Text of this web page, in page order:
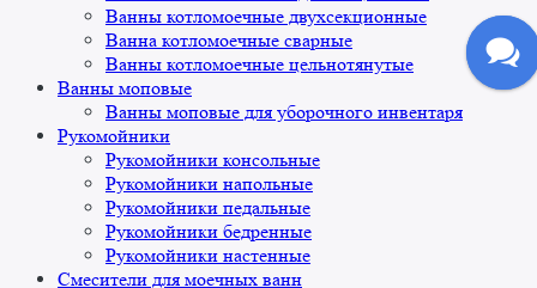
Ванны котломоечные двухсекционные
Ванна котломоечные сварные
Ванны котломоечные цельнотянутые
Ванны моповые
Ванны моповые для уборочного инвентаря
Рукомойники
Рукомойники консольные
Рукомойники напольные
Рукомойники педальные
Рукомойники бедренные
Рукомойники настенные
Смесители для моечных ванн